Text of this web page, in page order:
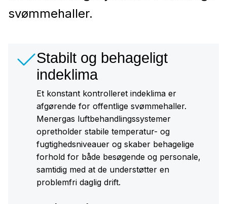
svømmehaller.
Stabilt og behageligt
indeklima
Et konstant kontrolleret indeklima er
afgørende for offentlige svømmehaller.
Menergas luftbehandlingssystemer
opretholder stabile temperatur- og
fugtighedsniveauer og skaber behagelige
forhold for både besøgende og personale,
samtidig med at de understøtter en
problemfri daglig drift.